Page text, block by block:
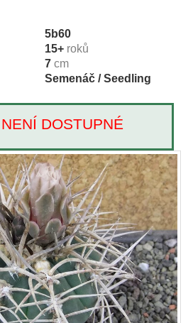
5b60
15+ roků
7 cm
Semenáč / Seedling
DOSTUPNÉ